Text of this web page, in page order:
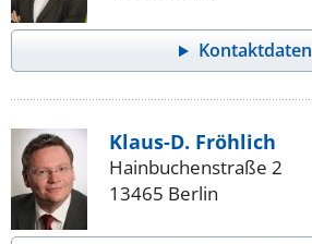
Kontaktdaten
Klaus-D. Fröhlich
Hainbuchenstraße 2
13465 Berlin